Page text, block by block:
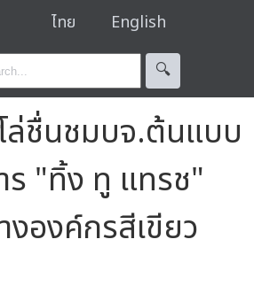
ไทย English
🔍︎
ล่ชื่นชมบจ.ต้นแบบ
ร "ทิ้ง ทู แทรช"
งองค์กรสีเขียว